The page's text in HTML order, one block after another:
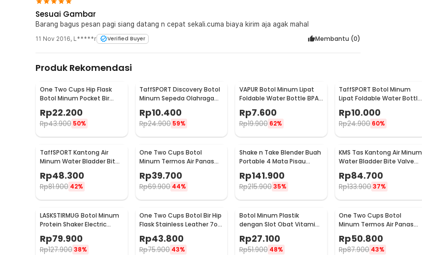
Sesuai Gambar
Barang bagus pesan pagi siang datang n cepat sekali.cuma biaya kirim aja agak mahal
11 Nov 2016, L*****r Verified Buyer Membantu (0)
Produk Rekomendasi
One Two Cups Hip Flask
Botol Minum Pocket Bir
MS351
Rp22.200
Rp43.900 50%
TaffSPORT Discovery Botol
Minum Sepeda Olahraga
3026
Rp10.400
Rp24.900 59%
VAPUR Botol Minum Lipat
Foldable Water Bottle BPA
Free Karabiner 500ml - V5
Rp7.600
Rp19.900 62%
TaffSPORT Botol Minum
Lipat Foldable Water Bottle
Rp10.000
Rp24.900 60%
TaffSPORT Kantong Air
Minum Water Bladder Bit
Valve Hydration Bag 2L -
SD16
Rp48.300
Rp81.900 42%
One Two Cups Botol
Minum Termos Air Panas
Dingin Stainless Steel
260ml - AQW575
Rp39.700
Rp69.900 44%
Shake n Take Blender Buah
Portable 4 Mata Pisau
Rp141.900
Rp215.900 35%
KMS Tas Kantong Air Minum
Water Bladder Bite Valve
Hydration Bag 3L - BL018
Rp84.700
Rp133.90037%
LASKSTIRMUG Botol Minum
Protein Shaker Electric
1505
Rp79.900
Rp127.900 38%
One Two Cups Botol Bir Hip
Flask Stainless Leather 7oz
with Shot Glass
Rp43.800
Rp75.900 43%
Botol Minum Plastik
dengan Slot Obat Vitamin
Rp27.100
Rp51.900 48%
One Two Cups Botol
Minum Termos Air Panas
Dingin with Cup Head
500ml - SUS304
Rp50.800
Rp87.900 43%